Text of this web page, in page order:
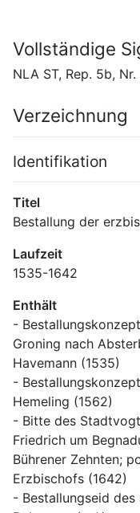
Vollständige
NLA ST, Rep. 5b,
Verzeichnung
Identifikation
Titel
Bestallung der
Laufzeit
1535-1642
Enthält
-
Groning nach
Havemann (1535)
-
Hemeling (1562)
- Bitte des
Friedrich um
Bührener Zehnten;
Erzbischofs (1642)
- Bestallungseid